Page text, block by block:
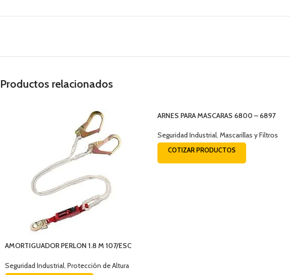
Productos relacionados
AMORTIGUADOR PERLON 1.8 M 107/ESC
Seguridad Industrial Protección de Altura
ARNES PARA MASCARAS 6800 – 6897
Seguridad Industrial, Mascarillas y Filtros
COTIZAR PRODUCTOS